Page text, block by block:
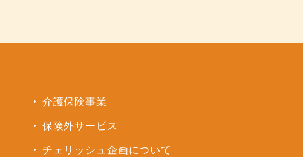
介護保険事業
保険外サービス
チェリッシュ企画について